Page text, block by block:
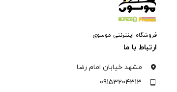
فروشگاه اینترنتی موسوی
ارتباط با ما
مشهد خیابان امام رضا
09153204313